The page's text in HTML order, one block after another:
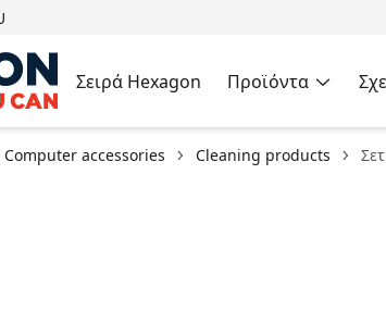
Σειρά Hexagon Προϊόντα
Computer accessories Cleaning products